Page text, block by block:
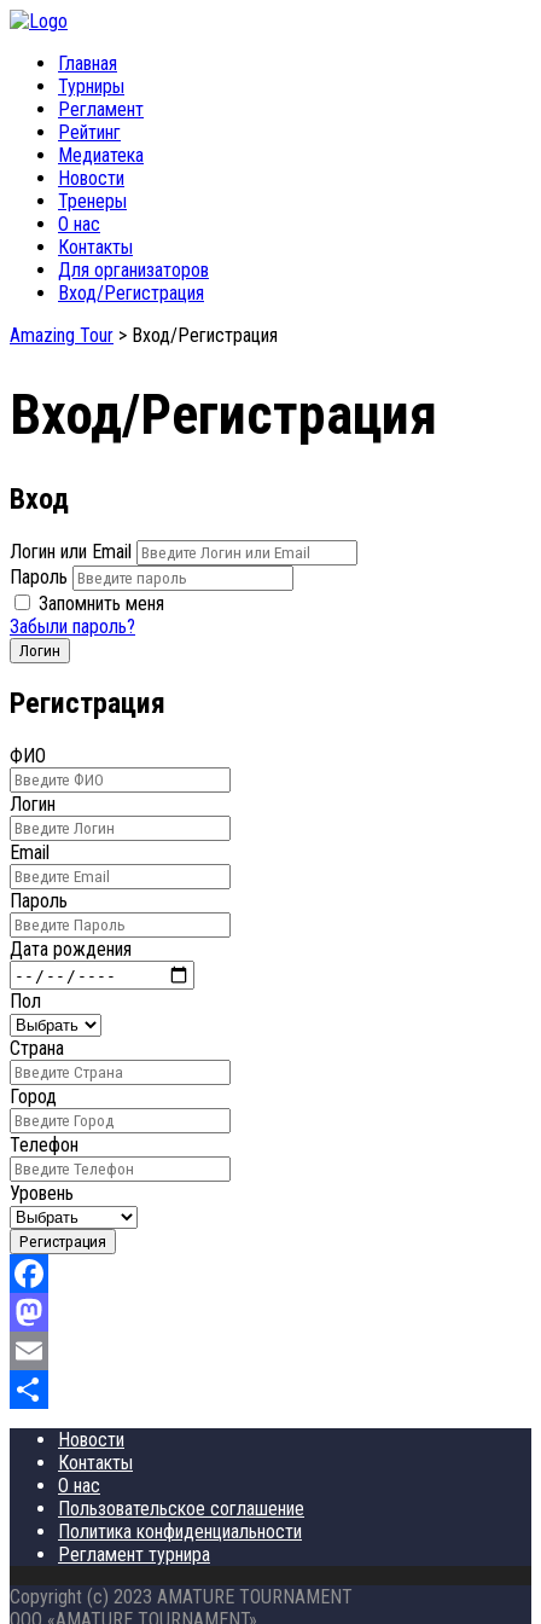
Главная
Турниры
Регламент
Рейтинг
Медиатека
Новости
Тренеры
О нас
Контакты
Для организаторов
Вход/Регистрация
Amazing Tour > Вход/Регистрация
Вход/Регистрация
Вход
Логин или Email
Пароль
Запомнить меня
Забыли пароль?
Логин
Регистрация
ФИО
Логин
Email
Пароль
Дата рождения
Пол
Страна
Город
Телефон
Уровень
Регистрация
Facebook
Mastodon
Email
Отправить
Новости
Контакты
О нас
Пользовательское соглашение
Политика конфиденциальности
Регламент турнира
Copyright (c) 2023 AMATURE TOURNAMENT